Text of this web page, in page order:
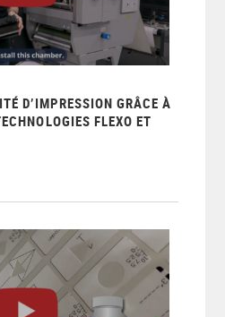
D’IMPRESSION GRÂCE À
FLEXO ET